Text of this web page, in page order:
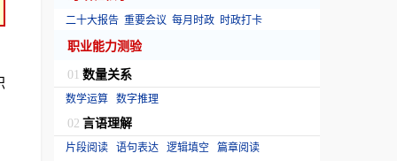
二十大报告 重要会议 每月时政 时政打卡
职业能力测验
01 数量关系
数学运算 数字推理
02 言语理解
片段阅读 语句表达 逻辑填空 篇章阅读